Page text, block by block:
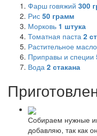
Фарш говяжий 300
Рис 50 грамм
Морковь 1 штука
Томатная паста 2
Растительное масло
Приправы и специи
Вода 2 стакана
Собираем нужные
добавляю, так как